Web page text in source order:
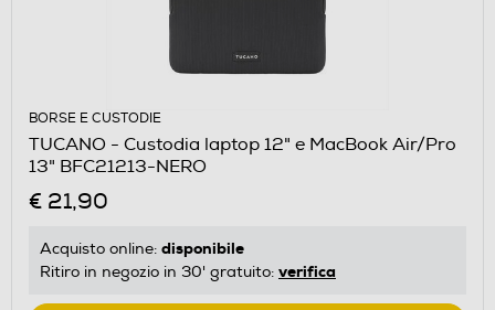
BORSE E CUSTODIE
TUCANO - Custodia laptop 12" e MacBook Air/Pro
13" BFC21213-NERO
€ 21,90
Acquisto online: disponibile
Ritiro in negozio in 30' gratuito: verifica